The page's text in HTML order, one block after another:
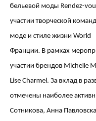
бельевой моды Rendez-
участии творческой
моде и стиле жизни World
Франции. В рамках
участии брендов Michelle
Lise Charmel . За вклад в
отмечены наиболее
Сотникова, Анна